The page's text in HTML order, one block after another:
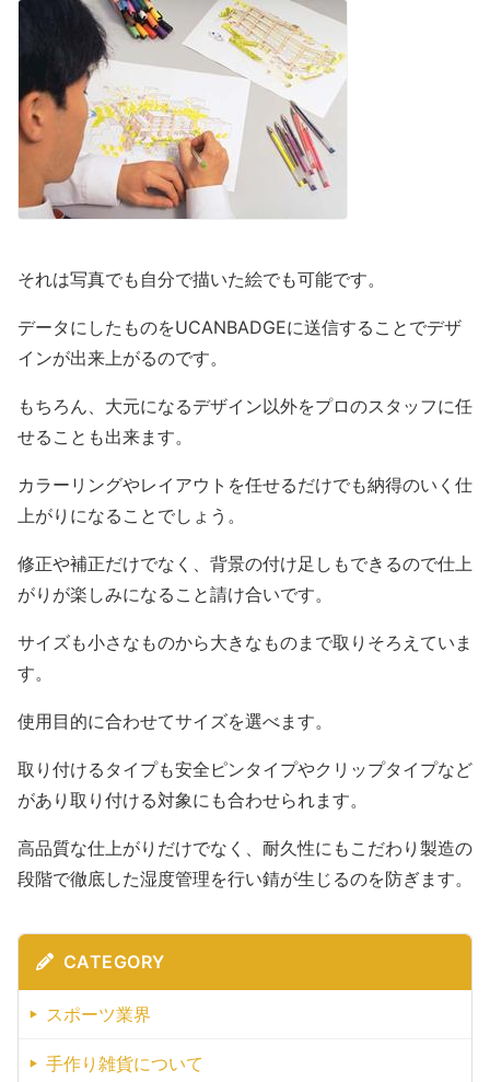
それは写真でも自分で描いた絵でも可能です。
データにしたものをUCANBADGEに送信することでデザ
インが出来上がるのです。
もちろん、大元になるデザイン以外をプロのスタッフに任
せることも出来ます。
カラーリングやレイアウトを任せるだけでも納得のいく仕
上がりになることでしょう。
修正や補正だけでなく、背景の付け足しもできるので仕上
がりが楽しみになること請け合いです。
サイズも小さなものから大きなものまで取りそろえていま
す。
使用目的に合わせてサイズを選べます。
取り付けるタイプも安全ピンタイプやクリップタイプなど
があり取り付ける対象にも合わせられます。
高品質な仕上がりだけでなく、耐久性にもこだわり製造の
段階で徹底した湿度管理を行い錆が生じるのを防ぎます。
CATEGORY
スポーツ業界
手作り雑貨について